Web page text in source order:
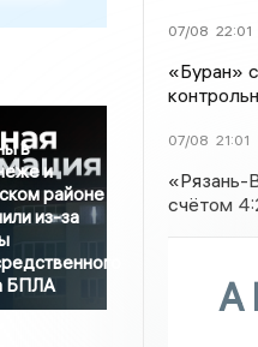
в
и
районе
из-за
БПЛА
07/08 22:01
«Буран»
07/08 21:01
счётом